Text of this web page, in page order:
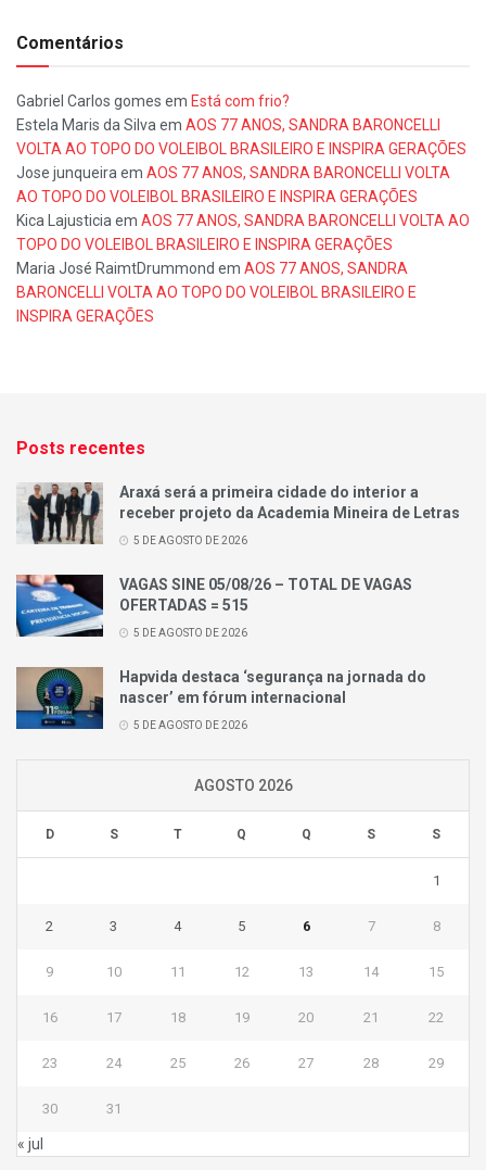
Comentários
Gabriel Carlos gomes em Está com frio?
Estela Maris da Silva em AOS 77 ANOS, SANDRA BARONCELLI
VOLTA AO TOPO DO VOLEIBOL BRASILEIRO E INSPIRA GERAÇÕES
Jose junqueira em AOS 77 ANOS, SANDRA BARONCELLI VOLTA
AO TOPO DO VOLEIBOL BRASILEIRO E INSPIRA GERAÇÕES
Kica Lajusticia em AOS 77 ANOS, SANDRA BARONCELLI VOLTA AO
TOPO DO VOLEIBOL BRASILEIRO E INSPIRA GERAÇÕES
Maria José RaimtDrummond em AOS 77 ANOS, SANDRA
BARONCELLI VOLTA AO TOPO DO VOLEIBOL BRASILEIRO E
INSPIRA GERAÇÕES
Posts recentes
Araxá será a primeira cidade do interior a
receber projeto da Academia Mineira de Letras
5 DE AGOSTO DE 2026
VAGAS SINE 05/08/26 – TOTAL DE VAGAS
OFERTADAS = 515
5 DE AGOSTO DE 2026
Hapvida destaca ‘segurança na jornada do
nascer’ em fórum internacional
5 DE AGOSTO DE 2026
AGOSTO 2026
D S T Q Q S S
1
2 3 4 5 6 7 8
9 10 11 12 13 14 15
16 17 18 19 20 21 22
23 24 25 26 27 28 29
30 31
« jul